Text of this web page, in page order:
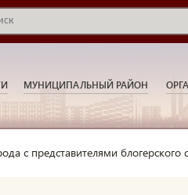
МУНИЦИПАЛЬНЫЙ РАЙОН
с представителями блогерского